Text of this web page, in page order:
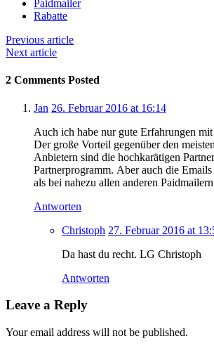
Paidmailer
Rabatte
Previous article
Next article
2 Comments Posted
Jan 26. Februar 2016 at 16:14
Auch ich habe nur gute Erfahrungen
Der große Vorteil gegenüber den
Anbietern sind die hochkarätigen
Partnerprogramm. Aber auch die Emails
als bei nahezu allen anderen
Antworten
Christoph 27. Februar 2016 at
Da hast du recht. LG Christoph
Antworten
Leave a Reply
Your email address will not be published.